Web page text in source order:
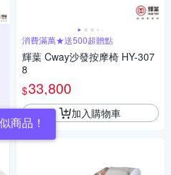
商品！
消費滿萬★送500超贈點
輝葉 Cway沙發按摩椅 HY-307
8
$33,800
加入購物車